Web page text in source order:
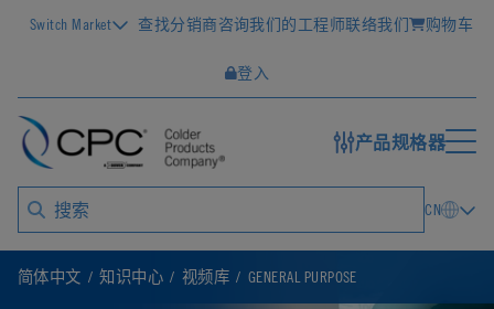
Switch Market 查找分销商咨询我们的工程师联络我们 购物车
登入
产品规格器
CN
简体中文 知识中心 视频库 GENERAL PURPOSE